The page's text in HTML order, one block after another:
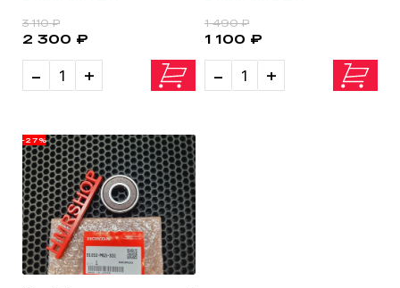
- +
2 300 ₽
3 110 ₽
- +
1 100 ₽
1 490 ₽
-27%